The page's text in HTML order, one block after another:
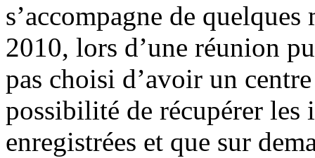
s’accompagne de
2010, lors d’une réunion
pas choisi d’avoir un
possibilité de récupérer les
enregistrées et que sur